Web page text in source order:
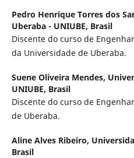
Pedro Henrique Torres dos
Uberaba - UNIUBE, Brasil
Discente do curso de
da Universidade de Uberaba.
Suene Oliveira Mendes,
UNIUBE, Brasil
Discente do curso de
de Uberaba.
Aline Alves Ribeiro,
Brasil